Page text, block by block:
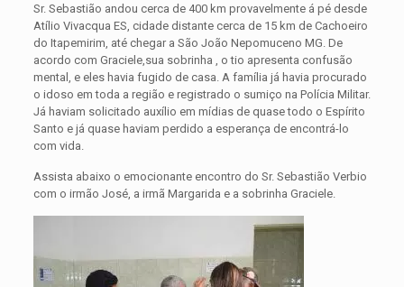
Sr. Sebastião andou cerca de 400 km provavelmente á pé desde
Atílio Vivacqua ES, cidade distante cerca de 15 km de Cachoeiro
do Itapemirim, até chegar a São João Nepomuceno MG. De
acordo com Graciele,sua sobrinha , o tio apresenta confusão
mental, e eles havia fugido de casa. A família já havia procurado
o idoso em toda a região e registrado o sumiço na Polícia Militar.
Já haviam solicitado auxílio em mídias de quase todo o Espírito
Santo e já quase haviam perdido a esperança de encontrá-lo
com vida.
Assista abaixo o emocionante encontro do Sr. Sebastião Verbio
com o irmão José, a irmã Margarida e a sobrinha Graciele.